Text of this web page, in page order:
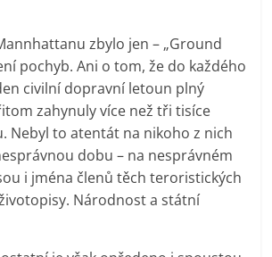
zbylo jen – „Ground
pochyb. Ani o tom, že do každého
civilní dopravní letoun plný
zahynuly více než tři tisíce
Nebyl to atentát na nikoho z nich
dobu – na nesprávném
i jména členů těch teroristických
Národnost a státní